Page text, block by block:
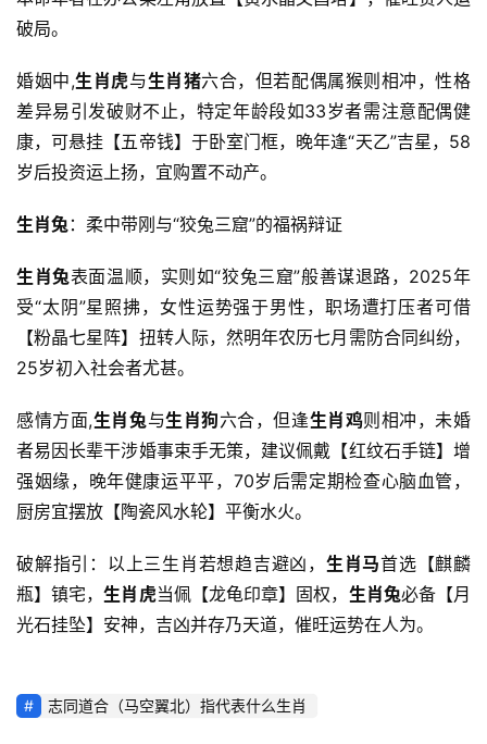
破局。
婚姻中,生肖虎与生肖猪六合，但若配偶属猴则相冲，性格
差异易引发破财不止，特定年龄段如33岁者需注意配偶健
康，可悬挂【五帝钱】于卧室门框，晚年逢“天乙”吉星，58
岁后投资运上扬，宜购置不动产。
生肖兔：柔中带刚与“狡兔三窟”的福祸辩证
生肖兔表面温顺，实则如“狡兔三窟”般善谋退路，2025年
受“太阴”星照拂，女性运势强于男性，职场遭打压者可借
【粉晶七星阵】扭转人际，然明年农历七月需防合同纠纷，
25岁初入社会者尤甚。
感情方面,生肖兔与生肖狗六合，但逢生肖鸡则相冲，未婚
者易因长辈干涉婚事束手无策，建议佩戴【红纹石手链】增
强姻缘，晚年健康运平平，70岁后需定期检查心脑血管，
厨房宜摆放【陶瓷风水轮】平衡水火。
破解指引：以上三生肖若想趋吉避凶， 生肖马首选【麒麟
瓶】镇宅，生肖虎当佩【龙龟印章】固权， 生肖兔必备【月
光石挂坠】安神，吉凶并存乃天道，催旺运势在人为。
志同道合（马空翼北）指代表什么生肖